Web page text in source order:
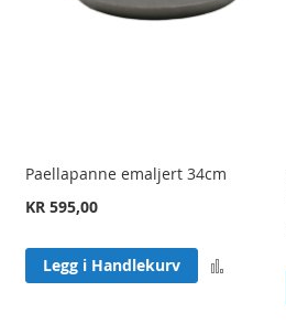
Paellapanne emaljert 34cm
KR 595,00
Legg i Handlekurv